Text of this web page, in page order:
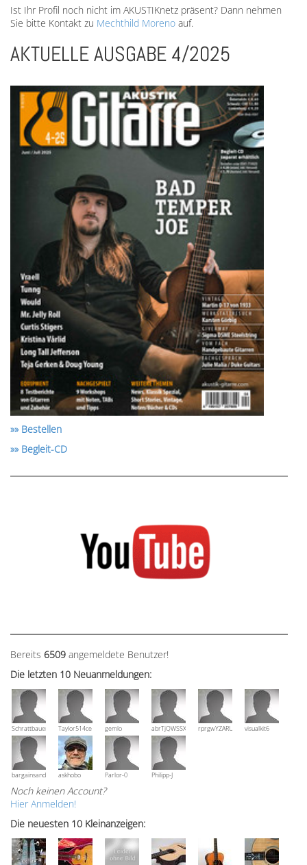
Ist Ihr Profil noch nicht im AKUSTIKnetz präsent? Dann nehmen
Sie bitte Kontakt zu Mechthild Moreno auf.
AKTUELLE AUSGABE 4/2025
»» Bestellen
»» Begleit-CD
Bereits 6509 angemeldete Benutzer!
Die letzten 10 Neuanmeldungen:
Schrattbauer Taylor514ce gemlo abrTjQWSSXuVznPolErprgwYZARUTZQyCWESpD
visualkit6
bargainsandmoreaskhobo Parlor-0 Philipp-J
Noch keinen Account?
Hier Anmelden!
Die neuesten 10 Kleinanzeigen: